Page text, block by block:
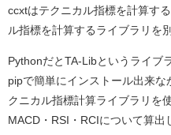
ccxtはテクニカル指標を計算す
ル指標を計算するライブラリを
PythonだとTA-Libというライブ
pipで簡単にインストール出来
クニカル指標計算ライブラリを
MACD・RSI・RCIについて算出